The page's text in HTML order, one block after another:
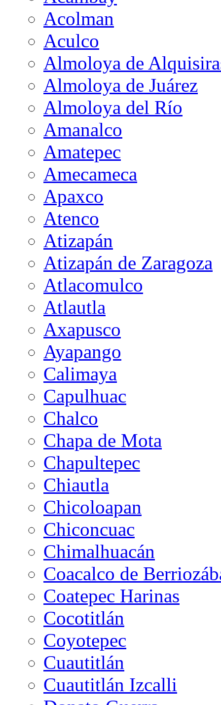
Acolman
Aculco
Almoloya de
Almoloya de Juárez
Almoloya del Río
Amanalco
Amatepec
Amecameca
Apaxco
Atenco
Atizapán
Atizapán de Zaragoza
Atlacomulco
Atlautla
Axapusco
Ayapango
Calimaya
Capulhuac
Chalco
Chapa de Mota
Chapultepec
Chiautla
Chicoloapan
Chiconcuac
Chimalhuacán
Coacalco de
Coatepec Harinas
Cocotitlán
Coyotepec
Cuautitlán
Cuautitlán Izcalli